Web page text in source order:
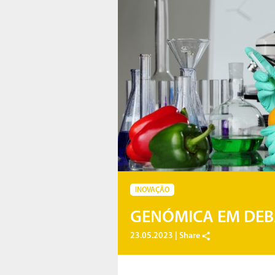
INOVAÇÃO
GENÓMICA EM
23.05.2023 | Share